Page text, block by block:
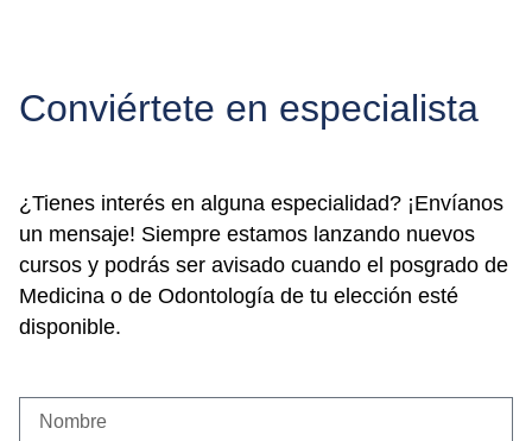
Conviértete en especialista
¿Tienes interés en alguna especialidad? ¡Envíanos
un mensaje! Siempre estamos lanzando nuevos
cursos y podrás ser avisado cuando el posgrado de
Medicina o de Odontología de tu elección esté
disponible.